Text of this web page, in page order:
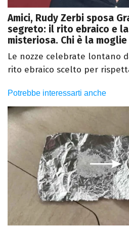
Amici, Rudy Zerbi sposa
segreto: il rito ebraico e
misteriosa. Chi è la moglie
Le nozze celebrate lontano
rito ebraico scelto per